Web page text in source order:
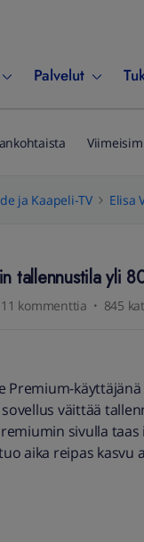
Palvelut
ja Kaapeli-TV Elisa
tallennustila yli
11 kommenttia 845
Premium-
väittää
sivulla
aika reipas